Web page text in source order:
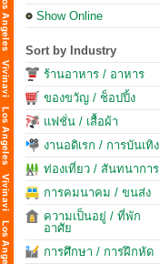
Show Online
Sort by Industry
ร้านอาหาร / อาหาร
ของขวัญ / ช็อปปิ้ง
แฟชั่น / เสื้อผ้า
งานอดิเรก / การบันเทิง
ท่องเที่ยว / สันทนาการ
การคมนาคม / ขนส่ง
ความเป็นอยู่ / ที่พัก
อาศัย
การศึกษา / การฝึกหัด